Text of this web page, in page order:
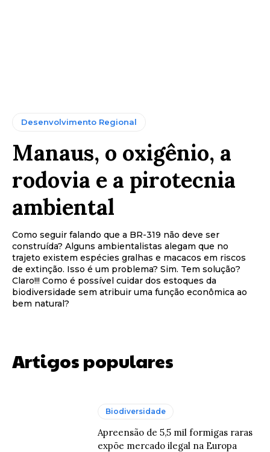
Desenvolvimento Regional
Manaus, o oxigênio, a
rodovia e a pirotecnia
ambiental
Como seguir falando que a BR-319 não deve ser
construída? Alguns ambientalistas alegam que no
trajeto existem espécies gralhas e macacos em riscos
de extinção. Isso é um problema? Sim. Tem solução?
Claro!!! Como é possível cuidar dos estoques da
biodiversidade sem atribuir uma função econômica ao
bem natural?
Artigos populares
Biodiversidade
Apreensão de 5,5 mil formigas raras
expõe mercado ilegal na Europa